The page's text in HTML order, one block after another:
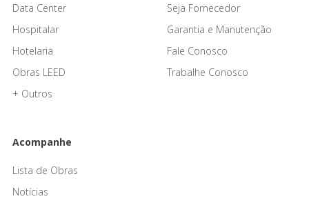
Data Center
Hospitalar
Hotelaria
Obras LEED
+ Outros
Seja Fornecedor
Garantia e Manutenção
Fale Conosco
Trabalhe Conosco
Acompanhe
Lista de Obras
Notícias